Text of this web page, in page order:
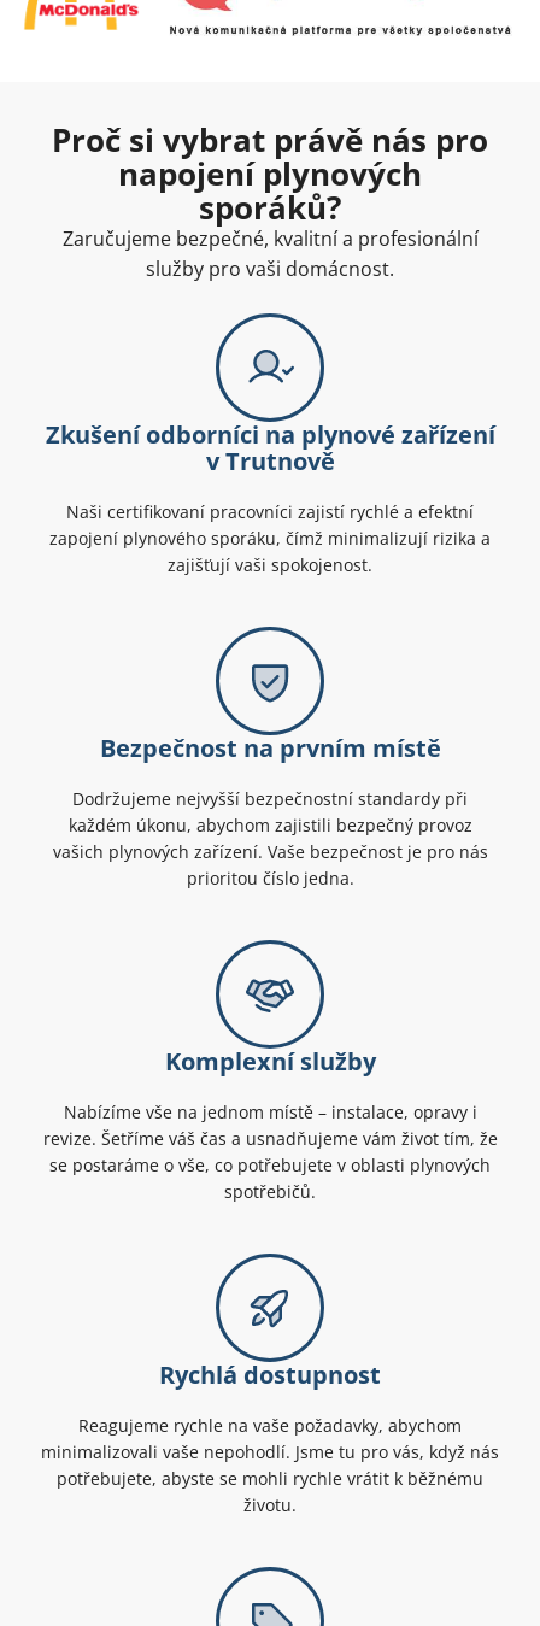
Proč si vybrat právě nás pro
napojení plynových
sporáků?
Zaručujeme bezpečné, kvalitní a profesionální
služby pro vaši domácnost.
Zkušení odborníci na plynové zařízení
v Trutnově
Naši certifikovaní pracovníci zajistí rychlé a efektní
zapojení plynového sporáku, čímž minimalizují rizika a
zajišťují vaši spokojenost.
Bezpečnost na prvním místě
Dodržujeme nejvyšší bezpečnostní standardy při
každém úkonu, abychom zajistili bezpečný provoz
vašich plynových zařízení. Vaše bezpečnost je pro nás
prioritou číslo jedna.
Komplexní služby
Nabízíme vše na jednom místě – instalace, opravy i
revize. Šetříme váš čas a usnadňujeme vám život tím, že
se postaráme o vše, co potřebujete v oblasti plynových
spotřebičů.
Rychlá dostupnost
Reagujeme rychle na vaše požadavky, abychom
minimalizovali vaše nepohodlí. Jsme tu pro vás, když nás
potřebujete, abyste se mohli rychle vrátit k běžnému
životu.